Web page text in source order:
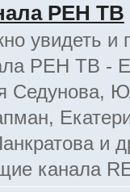
РЕН ТВ
увидеть и
РЕН ТВ -
Седунова,
и
канала